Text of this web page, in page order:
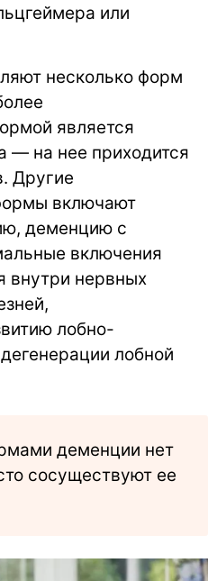
или
несколько форм
является
— на нее приходится
Другие
включают
деменцию с
включения
внутри нервных
лобно-
лобной
деменции нет
сосуществуют ее